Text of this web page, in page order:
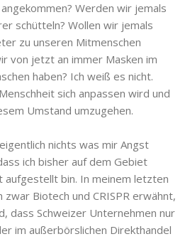
Werden wir jemals
schütteln? Wollen wir jemals
zu unseren Mitmenschen
von jetzt an immer Masken im
haben? Ich weiß es nicht.
sich anpassen wird und
Umstand umzugehen.
nichts was mir Angst
ich bisher auf dem Gebiet
aufgestellt bin. In meinem letzten
zwar Biotech und CRISPR erwähnt,
dass Schweizer Unternehmen nur
im außerbörslichen Direkthandel